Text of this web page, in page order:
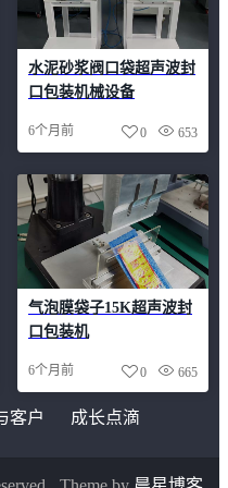
水泥砂浆阀口袋超声波封
口包装机械设备
6个月前 653
0
气泡膜袋子15K超声波封
口包装机
6个月前 665
0
客户 成长点滴